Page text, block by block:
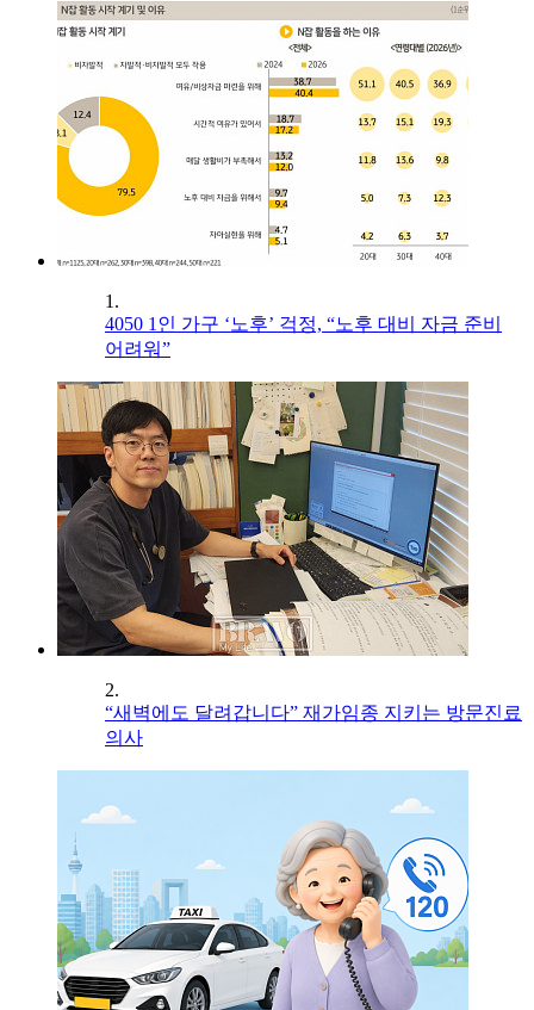
1.
4050 1인 가구 ‘노후’ 걱정, “노후 대비 자금 준비
어려워”
2.
“새벽에도 달려갑니다” 재가임종 지키는 방문진료
의사